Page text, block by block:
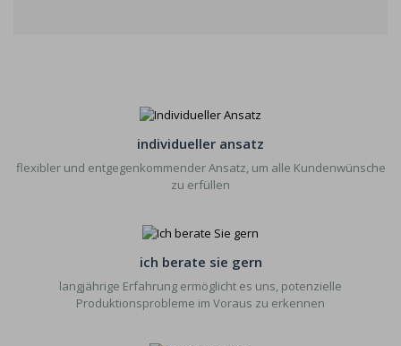
individueller ansatz
flexibler und entgegenkommender Ansatz, um alle Kundenwünsche
zu erfüllen
ich berate sie gern
langjährige Erfahrung ermöglicht es uns, potenzielle
Produktionsprobleme im Voraus zu erkennen